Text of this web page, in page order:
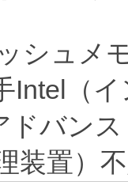
シュメ
Intel（
ドバン
装置）